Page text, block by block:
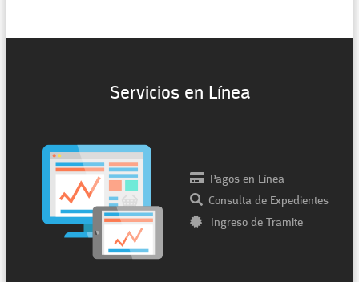
Servicios en Línea
Pagos en Línea
Consulta de Expedientes
Ingreso de Tramite